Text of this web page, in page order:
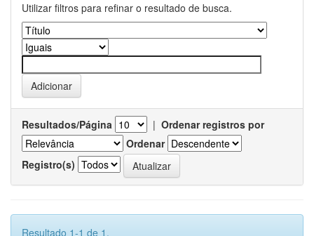
Utilizar filtros para refinar o resultado de busca.
Resultados/Página | Ordenar registros por
Ordenar
Registro(s)
Resultado 1-1 de 1.